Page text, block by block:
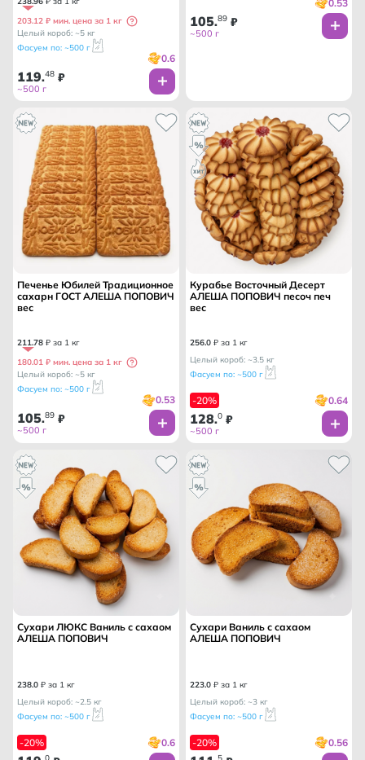
203.12 ₽ мин. цена за 1 кг
Целый короб: ~5 кг
Фасуем по: ~500 г
0.6
119.48 ₽
~500 г
0.53
105.89 ₽
~500 г
Печенье Юбилей Традиционное
сахарн ГОСТ АЛЕША ПОПОВИЧ
вес
211.78 ₽ за 1 кг
180.01 ₽ мин. цена за 1 кг
Целый короб: ~5 кг
Фасуем по: ~500 г
0.53
105.89 ₽
~500 г
Курабье Восточный Десерт
АЛЕША ПОПОВИЧ песоч печ
вес
256.0 ₽ за 1 кг
Целый короб: ~3.5 кг
Фасуем по: ~500 г
-20% 0.64
128.0 ₽
~500 г
Сухари ЛЮКС Ваниль с сахаом
АЛЕША ПОПОВИЧ
238.0 ₽ за 1 кг
Целый короб: ~2.5 кг
Фасуем по: ~500 г
-20% 0.6
Сухари Ваниль с сахаом
АЛЕША ПОПОВИЧ
223.0 ₽ за 1 кг
Целый короб: ~3 кг
Фасуем по: ~500 г
-20% 0.56